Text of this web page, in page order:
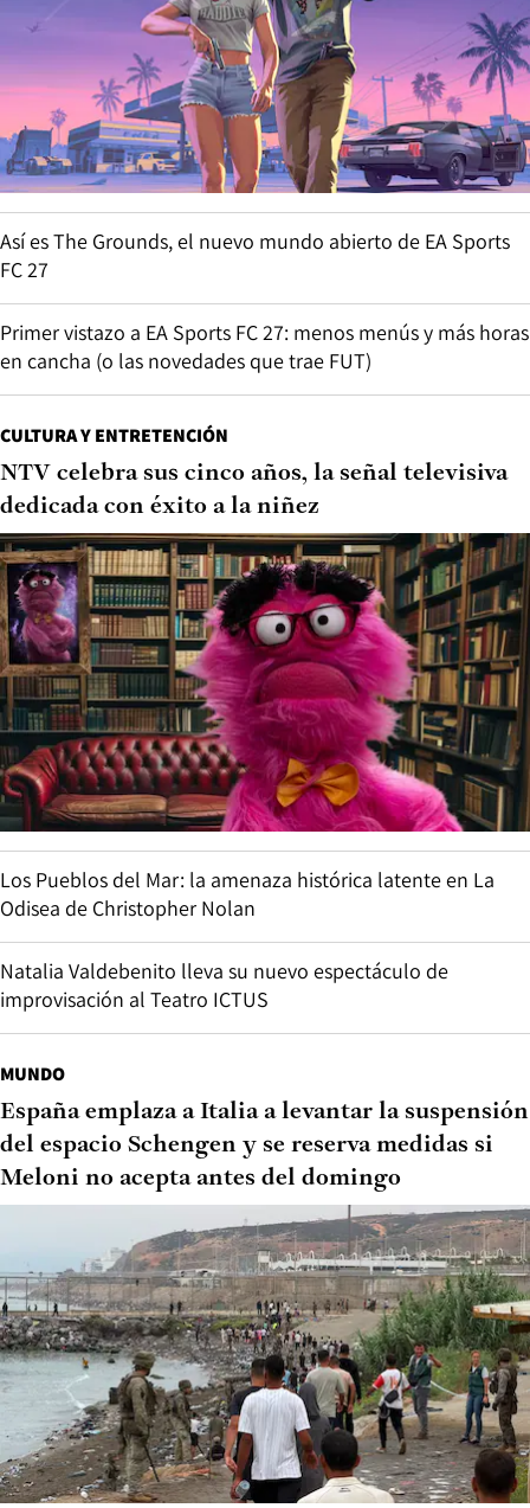
Así es The Grounds, el nuevo mundo abierto de EA Sports
FC 27
Primer vistazo a EA Sports FC 27: menos menús y más horas
en cancha (o las novedades que trae FUT)
CULTURA Y ENTRETENCIÓN
NTV celebra sus cinco años, la señal televisiva
dedicada con éxito a la niñez
Los Pueblos del Mar: la amenaza histórica latente en La
Odisea de Christopher Nolan
Natalia Valdebenito lleva su nuevo espectáculo de
improvisación al Teatro ICTUS
MUNDO
España emplaza a Italia a levantar la suspensión
del espacio Schengen y se reserva medidas si
Meloni no acepta antes del domingo